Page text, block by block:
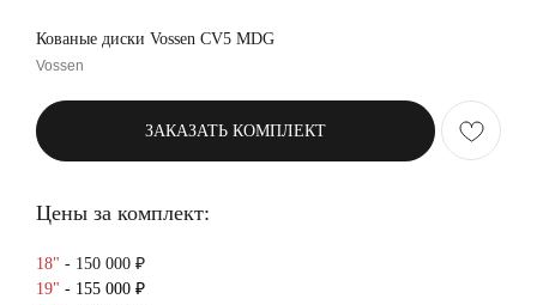
Кованые диски Vossen CV5 MDG
Vossen
ЗАКАЗАТЬ КОМПЛЕКТ
Цены за комплект:
18" - 150 000 ₽
19" - 155 000 ₽